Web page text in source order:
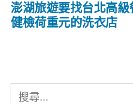
導
覽
一
篇
澎湖旅遊要找台北高
健檢荷重元的洗衣店
搜